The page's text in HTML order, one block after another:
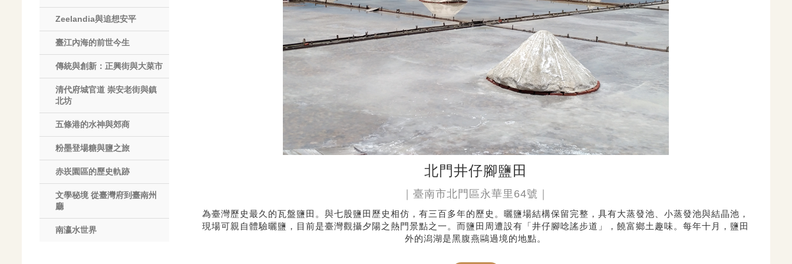
Zeelandia與追想安平
臺江內海的前世今生
傳統與創新：正興街與大菜市
清代府城官道 崇安老街與鎮
北坊
五條港的水神與郊商
粉墨登場糖與鹽之旅
赤崁園區的歷史軌跡
文學秘境 從臺灣府到臺南州
廳
南瀛水世界
北門井仔腳鹽田
｜臺南市北門區永華里64號｜
為臺灣歷史最久的瓦盤鹽田。與七股鹽田歷史相仿，有三百多年的歷史。曬鹽場結構保留完整，具有大蒸發池、小蒸發池與結晶池，
現場可親自體驗曬鹽，目前是臺灣觀攝夕陽之熱門景點之一。而鹽田周遭設有「井仔腳唸謠步道」，饒富鄉土趣味。每年十月，鹽田
外的潟湖是黑腹燕鷗過境的地點。